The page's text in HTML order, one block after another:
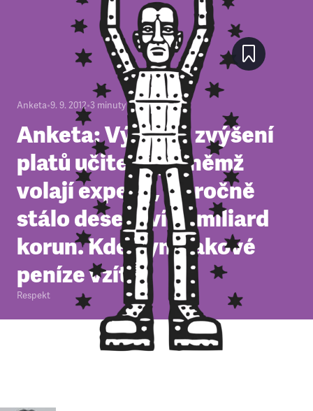
Anketa•9. 9. 2012•3 minuty
Anketa: Výrazné zvýšení
platů učitelů, po němž
volají experti, by ročně
stálo deset i více miliard
korun. Kde nyní takové
peníze vzít?
Respekt